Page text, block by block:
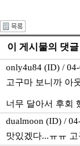
이 게시물의 댓글
only4u84 (ID) /
고구마 보니까 아
너무 달아서 후회
dualmoon (ID) /
맛있겠다...ㅠㅠ